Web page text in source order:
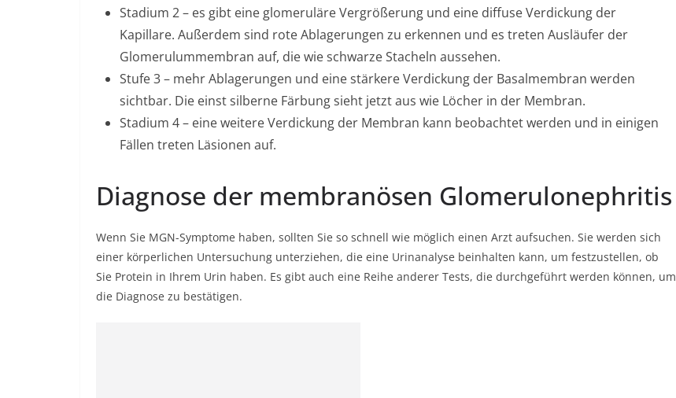
Stadium 2 – es gibt eine glomeruläre Vergrößerung und eine diffuse Verdickung der
Kapillare. Außerdem sind rote Ablagerungen zu erkennen und es treten Ausläufer der
Glomerulummembran auf, die wie schwarze Stacheln aussehen.
Stufe 3 – mehr Ablagerungen und eine stärkere Verdickung der Basalmembran werden
sichtbar. Die einst silberne Färbung sieht jetzt aus wie Löcher in der Membran.
Stadium 4 – eine weitere Verdickung der Membran kann beobachtet werden und in einigen
Fällen treten Läsionen auf.
Diagnose der membranösen Glomerulonephritis
Wenn Sie MGN-Symptome haben, sollten Sie so schnell wie möglich einen Arzt aufsuchen. Sie werden sich
einer körperlichen Untersuchung unterziehen, die eine Urinanalyse beinhalten kann, um festzustellen, ob
Sie Protein in Ihrem Urin haben. Es gibt auch eine Reihe anderer Tests, die durchgeführt werden können, um
die Diagnose zu bestätigen.